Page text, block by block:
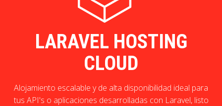
LARAVEL HOSTING
CLOUD
Alojamiento escalable y de alta disponibilidad ideal para
tus API's o aplicaciones desarrolladas con Laravel, listo